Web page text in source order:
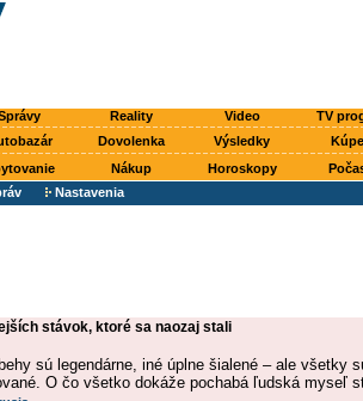
Reality Video TV
Dovolenka Výsledky
Nákup Horoskopy
Nastavenia
stávok, ktoré sa naozaj stali
sú legendárne, iné úplne šialené – ale všetky
O čo všetko dokáže pochabá ľudská myseľ